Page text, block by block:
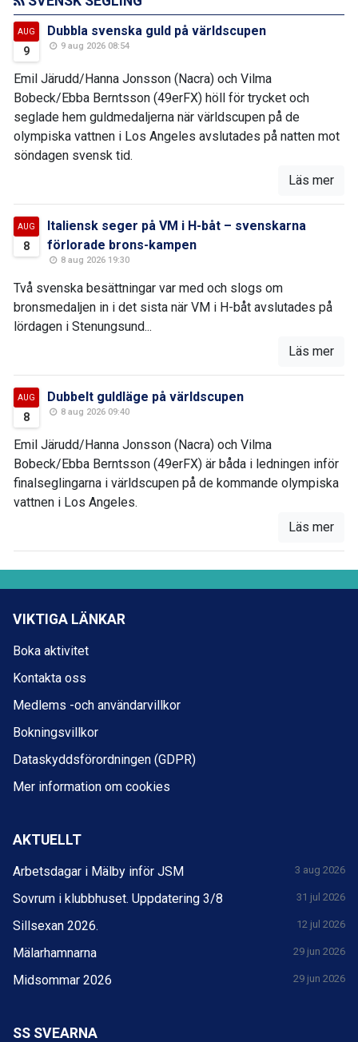
AUG
9
Dubbla svenska guld på världscupen
9 aug 2026 08:54
Emil Järudd/Hanna Jonsson (Nacra) och Vilma
Bobeck/Ebba Berntsson (49erFX) höll för trycket och
seglade hem guldmedaljerna när världscupen på de
olympiska vattnen i Los Angeles avslutades på natten mot
söndagen svensk tid.
Läs mer
AUG
8
Italiensk seger på VM i H-båt – svenskarna
förlorade brons-kampen
8 aug 2026 19:30
Två svenska besättningar var med och slogs om
bronsmedaljen in i det sista när VM i H-båt avslutades på
lördagen i Stenungsund...
Läs mer
AUG
8
Dubbelt guldläge på världscupen
8 aug 2026 09:40
Emil Järudd/Hanna Jonsson (Nacra) och Vilma
Bobeck/Ebba Berntsson (49erFX) är båda i ledningen inför
finalseglingarna i världscupen på de kommande olympiska
vattnen i Los Angeles.
Läs mer
VIKTIGA LÄNKAR
Boka aktivitet
Kontakta oss
Medlems -och användarvillkor
Bokningsvillkor
Dataskyddsförordningen (GDPR)
Mer information om cookies
AKTUELLT
Arbetsdagar i Mälby inför JSM 3 aug 2026
Sovrum i klubbhuset. Uppdatering 3/8 31 jul 2026
Sillsexan 2026. 12 jul 2026
Mälarhamnarna 29 jun 2026
Midsommar 2026 29 jun 2026
SS SVEARNA